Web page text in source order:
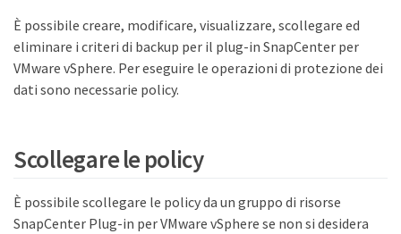
È possibile creare, modificare, visualizzare, scollegare ed
eliminare i criteri di backup per il plug-in SnapCenter per
VMware vSphere. Per eseguire le operazioni di protezione dei
dati sono necessarie policy.
Scollegare le policy
È possibile scollegare le policy da un gruppo di risorse
SnapCenter Plug-in per VMware vSphere se non si desidera